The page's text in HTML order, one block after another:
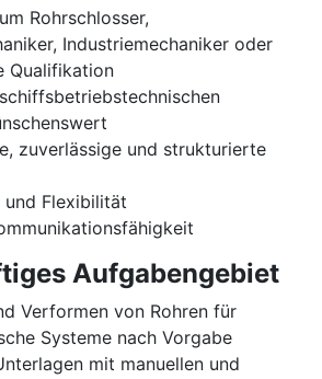
Rohrschlosser,
Industriemechaniker oder
Qualifikation
zuverlässige und strukturierte
und Flexibilität
Aufgabengebiet
Verformen von Rohren für
Systeme nach Vorgabe
mit manuellen und